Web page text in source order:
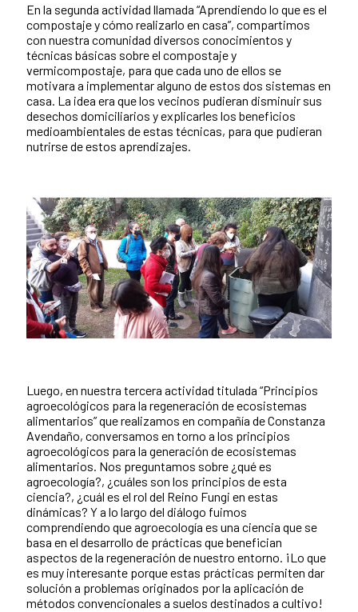
En la segunda actividad llamada “Aprendiendo lo que es el
compostaje y cómo realizarlo en casa”, compartimos
con nuestra comunidad diversos conocimientos y
técnicas básicas sobre el compostaje y
vermicompostaje, para que cada uno de ellos se
motivara a implementar alguno de estos dos sistemas en
casa. La idea era que los vecinos pudieran disminuir sus
desechos domiciliarios y explicarles los beneficios
medioambientales de estas técnicas, para que pudieran
nutrirse de estos aprendizajes.
Luego, en nuestra tercera actividad titulada “Principios
agroecológicos para la regeneración de ecosistemas
alimentarios” que realizamos en compañía de Constanza
Avendaño, conversamos en torno a los principios
agroecológicos para la generación de ecosistemas
alimentarios. Nos preguntamos sobre ¿qué es
agroecología?, ¿cuáles son los principios de esta
ciencia?, ¿cuál es el rol del Reino Fungi en estas
dinámicas? Y a lo largo del diálogo fuimos
comprendiendo que agroecología es una ciencia que se
basa en el desarrollo de prácticas que benefician
aspectos de la regeneración de nuestro entorno. ¡Lo que
es muy interesante porque estas prácticas permiten dar
solución a problemas originados por la aplicación de
métodos convencionales a suelos destinados a cultivo!